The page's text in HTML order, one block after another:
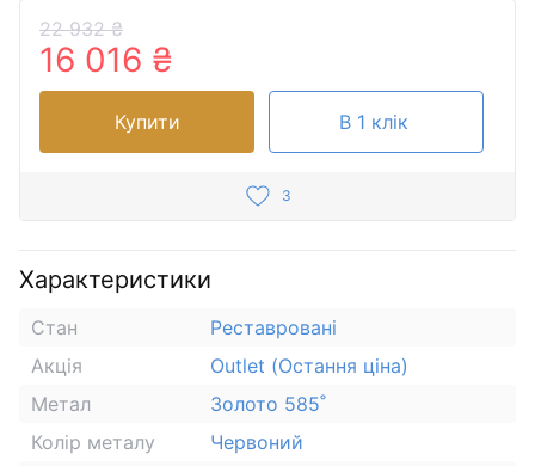
22 932 ₴
16 016 ₴
Купити В 1 клік
3
Характеристики
Стан
Реставровані
Акція
Outlet (Остання ціна)
Метал
Золото 585˚
Колір металу
Червоний